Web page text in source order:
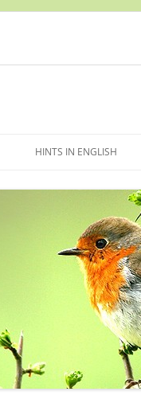
Inhalt
HINTS IN ENGLISH